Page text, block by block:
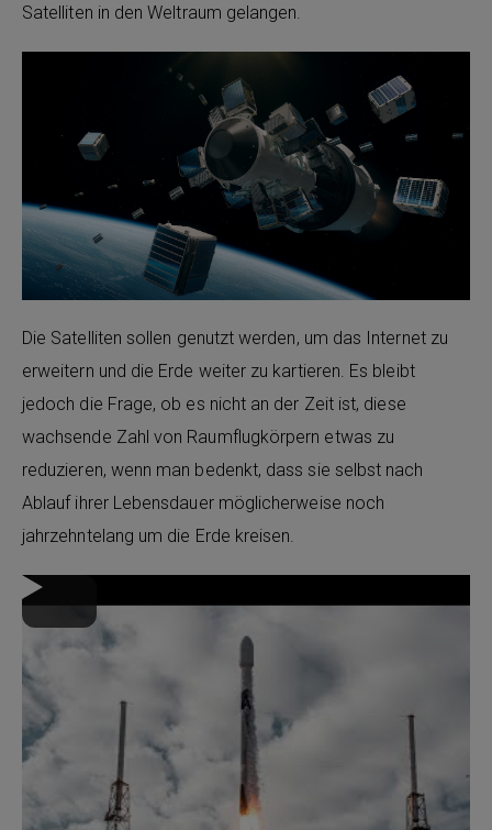
Satelliten in den Weltraum gelangen.
Die Satelliten sollen genutzt werden, um das Internet zu
erweitern und die Erde weiter zu kartieren. Es bleibt
jedoch die Frage, ob es nicht an der Zeit ist, diese
wachsende Zahl von Raumflugkörpern etwas zu
reduzieren, wenn man bedenkt, dass sie selbst nach
Ablauf ihrer Lebensdauer möglicherweise noch
jahrzehntelang um die Erde kreisen.